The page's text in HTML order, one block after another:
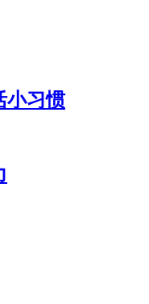
小习惯